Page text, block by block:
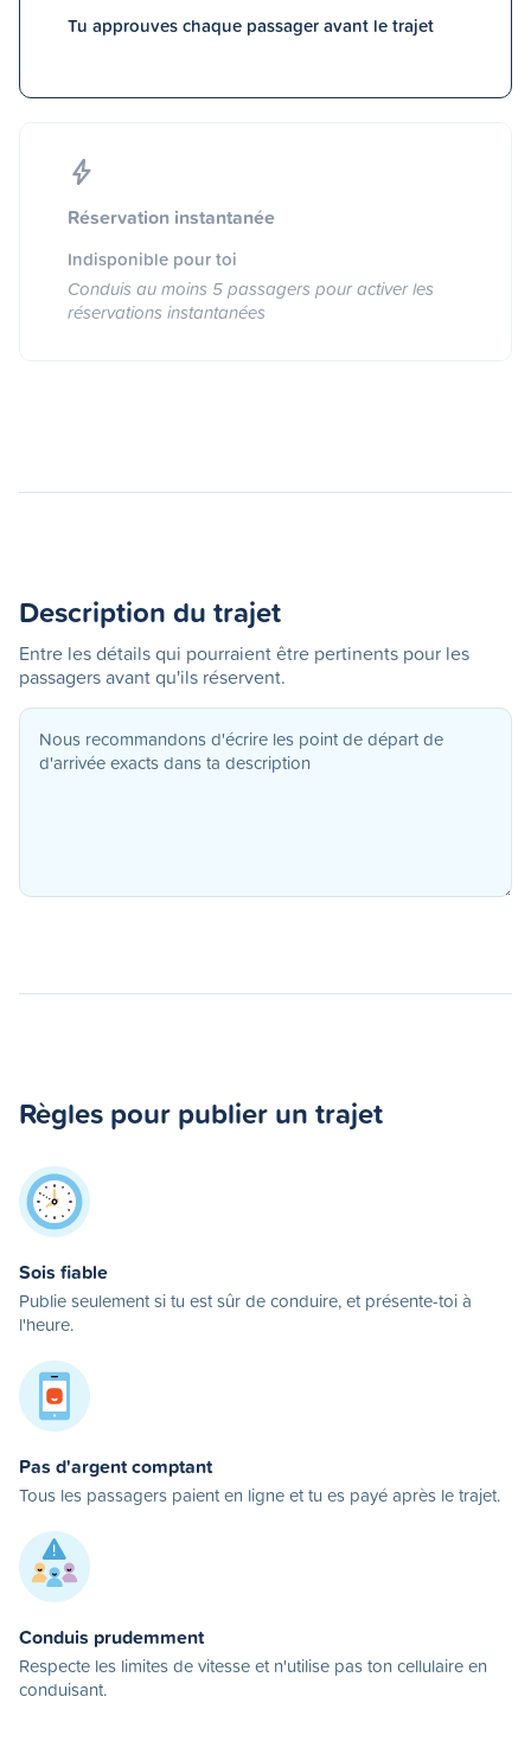
Tu approuves chaque passager avant le trajet
Réservation instantanée
Indisponible pour toi
Conduis au moins 5 passagers pour activer les
réservations instantanées
Description du trajet
Entre les détails qui pourraient être pertinents pour les
passagers avant qu'ils réservent.
Règles pour publier un trajet
Sois fiable
Publie seulement si tu est sûr de conduire, et présente-toi à
l'heure.
Pas d'argent comptant
Tous les passagers paient en ligne et tu es payé après le trajet.
Conduis prudemment
Respecte les limites de vitesse et n'utilise pas ton cellulaire en
conduisant.